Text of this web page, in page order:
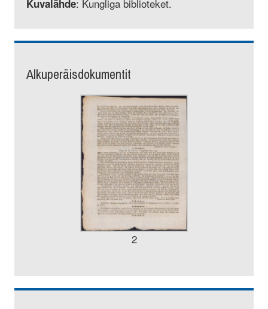
Kuvalähde: Kungliga biblioteket.
Alkuperäisdokumentit
2